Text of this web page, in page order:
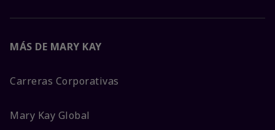
MÁS DE MARY KAY
Carreras Corporativas
Mary Kay Global